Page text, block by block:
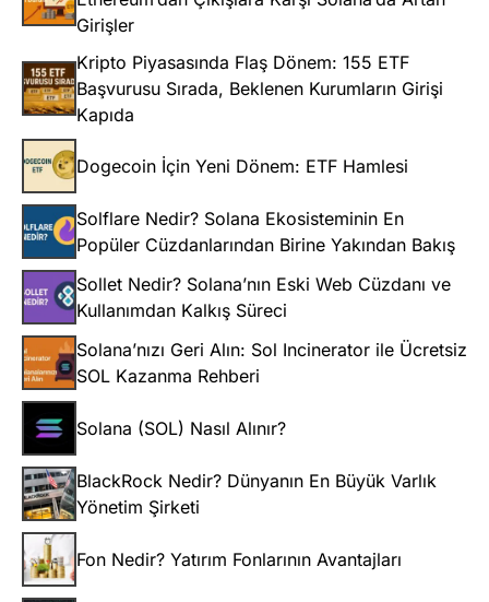
Girişler
Kripto Piyasasında Flaş Dönem: 155 ETF
Başvurusu Sırada, Beklenen Kurumların Girişi
Kapıda
Dogecoin İçin Yeni Dönem: ETF Hamlesi
Solflare Nedir? Solana Ekosisteminin En
Popüler Cüzdanlarından Birine Yakından Bakış
Sollet Nedir? Solana’nın Eski Web Cüzdanı ve
Kullanımdan Kalkış Süreci
Solana’nızı Geri Alın: Sol Incinerator ile Ücretsiz
SOL Kazanma Rehberi
Solana (SOL) Nasıl Alınır?
BlackRock Nedir? Dünyanın En Büyük Varlık
Yönetim Şirketi
Fon Nedir? Yatırım Fonlarının Avantajları